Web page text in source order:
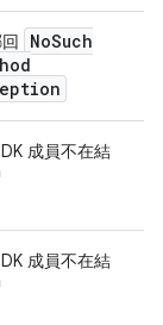
NoSuch
成員不在結
成員不在結